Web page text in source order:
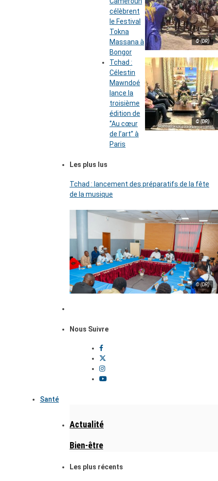
© (DR)
célèbrent
le Festival
Tokna
Massana à
Bongor
© (DR)
Tchad :
Célestin
Mawndoé
lance la
troisième
édition de
‘’Au cœur
de l’art’’ à
Paris
Les plus lus
Tchad : lancement des préparatifs de la fête
de la musique
© (DR)
Nous Suivre
Santé
Actualité
Bien-être
Les plus récents